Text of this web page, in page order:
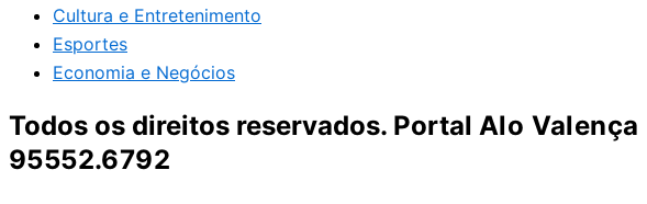
Cultura e Entretenimento
Esportes
Economia e Negócios
Todos os direitos reservados. Portal Alo Valença
95552.6792